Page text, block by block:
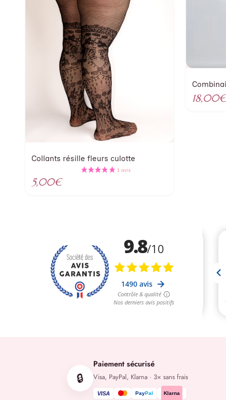
Collants résille fleurs culotte
5,00€
18,00€
🔒
Paiement sécurisé
Visa, PayPal, Klarna · 3× sans frais
VISA PayPal Klarna